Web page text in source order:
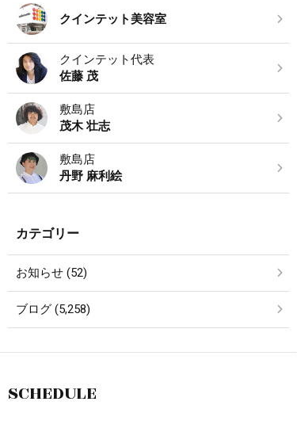
クインテット美容室
クインテット代表
佐藤 茂
敷島店
茂木 壮志
敷島店
丹野 麻利絵
カテゴリー
お知らせ (52)
ブログ (5,258)
SCHEDULE